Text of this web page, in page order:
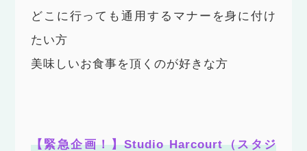
どこに行っても通用するマナーを身に付け
たい方
美味しいお食事を頂くのが好きな方
【緊急企画！】Studio Harcourt（スタジ